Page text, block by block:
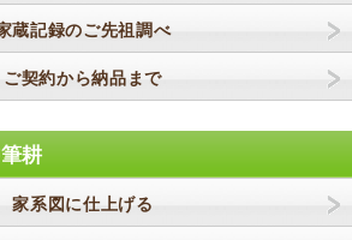
蔵記録のご先祖調べ
ご契約から納品まで
耕
家系図に仕上げる